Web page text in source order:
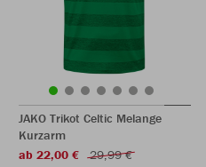
JAKO Trikot Celtic Melange
Kurzarm
ab 22,00 €
29,99 €